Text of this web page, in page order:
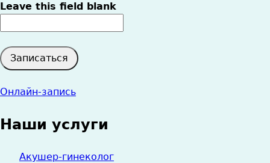
Leave this field blank
Онлайн-запись
Наши услуги
Акушер-гинеколог